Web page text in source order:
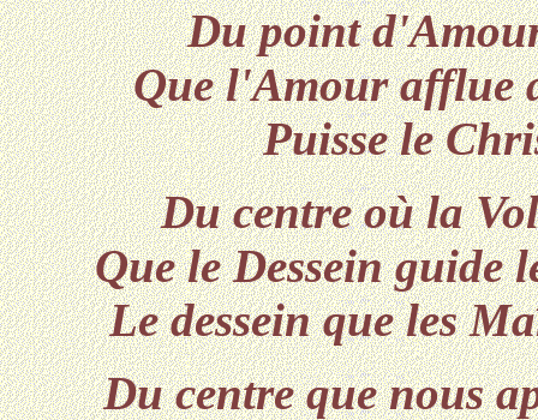
Du point
Que l'Amour afflue
Puisse le
Du centre où la
Que le Dessein guide
Le dessein que les
Du centre que nous